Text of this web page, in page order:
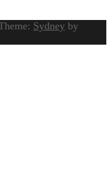
Sydney by